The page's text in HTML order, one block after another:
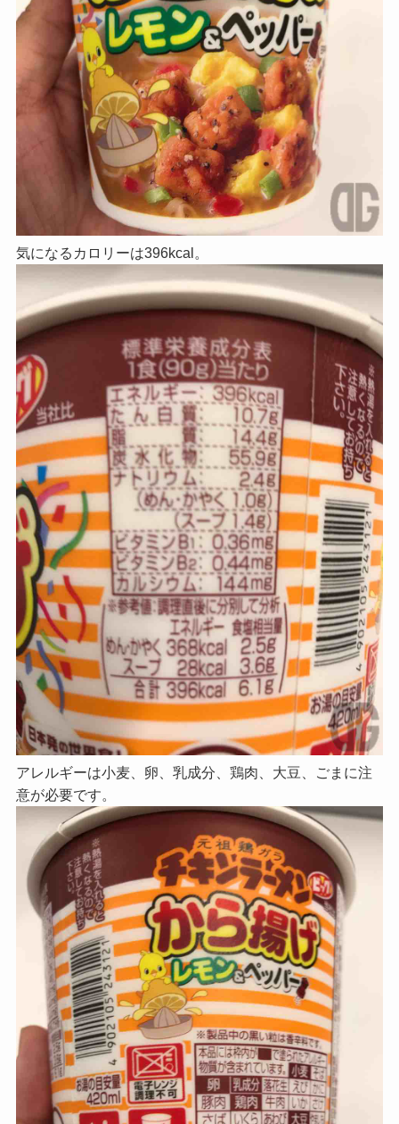
気になるカロリーは396kcal。
アレルギーは小麦、卵、乳成分、鶏肉、大豆、ごまに注
意が必要です。